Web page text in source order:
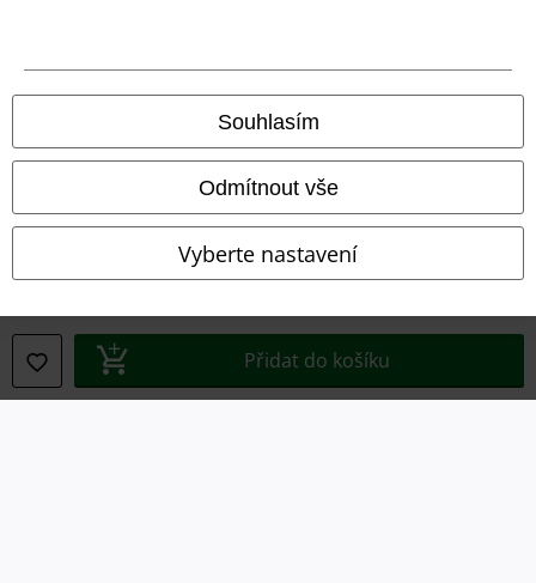
Souhlasím
Odmítnout vše
Vyberte nastavení
Přidat do košíku
Právní informace
Podmínky
Prohlášení